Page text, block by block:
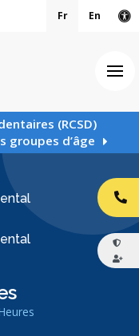
Fr En
(RCSD)
groupes d’âge